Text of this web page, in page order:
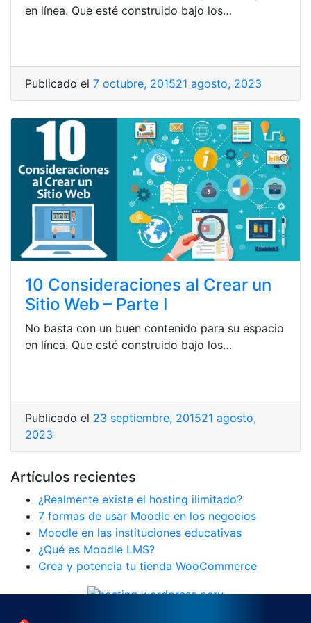
en línea. Que esté construido bajo los…
Publicado el 7 octubre, 201521 agosto, 2023
10 Consideraciones al Crear un
Sitio Web – Parte I
No basta con un buen contenido para su espacio
en línea. Que esté construido bajo los…
Publicado el 23 septiembre, 201521 agosto,
2023
Artículos recientes
¿Realmente existe el hosting ilimitado?
7 formas de usar Moodle en los negocios
Moodle en las instituciones educativas
¿Qué es Moodle LMS?
Crea y potencia tu tienda WooCommerce